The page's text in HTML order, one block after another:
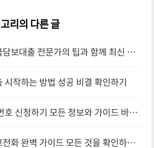
리의 다른 글
보대출 전문가의 팁과 함께 최신 정
시작하는 방법 성공 비결 확인하기
호 신청하기 모든 정보와 가이드 바로
화 완벽 가이드 모든 것을 확인하고